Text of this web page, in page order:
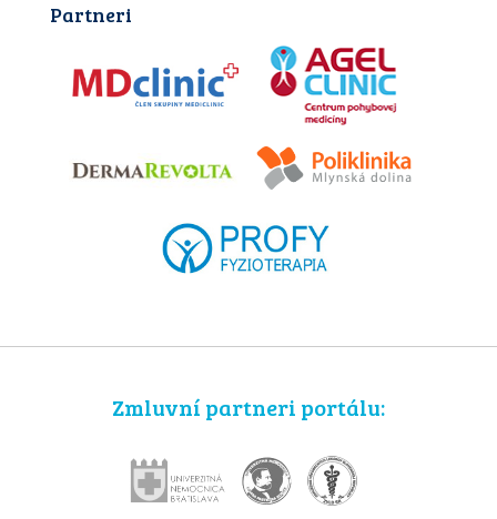
Partneri
Zmluvní partneri portálu: